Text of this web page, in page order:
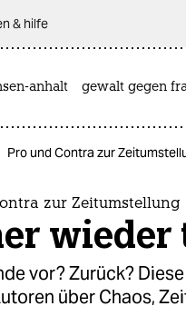
& hilfe
anhalt gewalt gegen
Pro und Contra zur
zur Zeitumstellung
wieder
vor? Zurück?
über Chaos,